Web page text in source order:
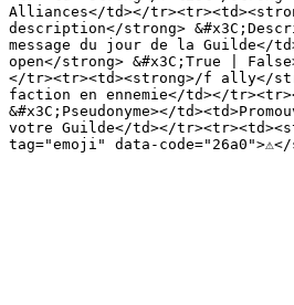
Alliances</td></
description</strong>
message du jour de la Guilde</
open</strong> &#x3C;True |
</tr><tr><td><strong>/f ally</
faction en ennemie</td></
&#x3C;Pseudonyme></
votre Guilde</td></